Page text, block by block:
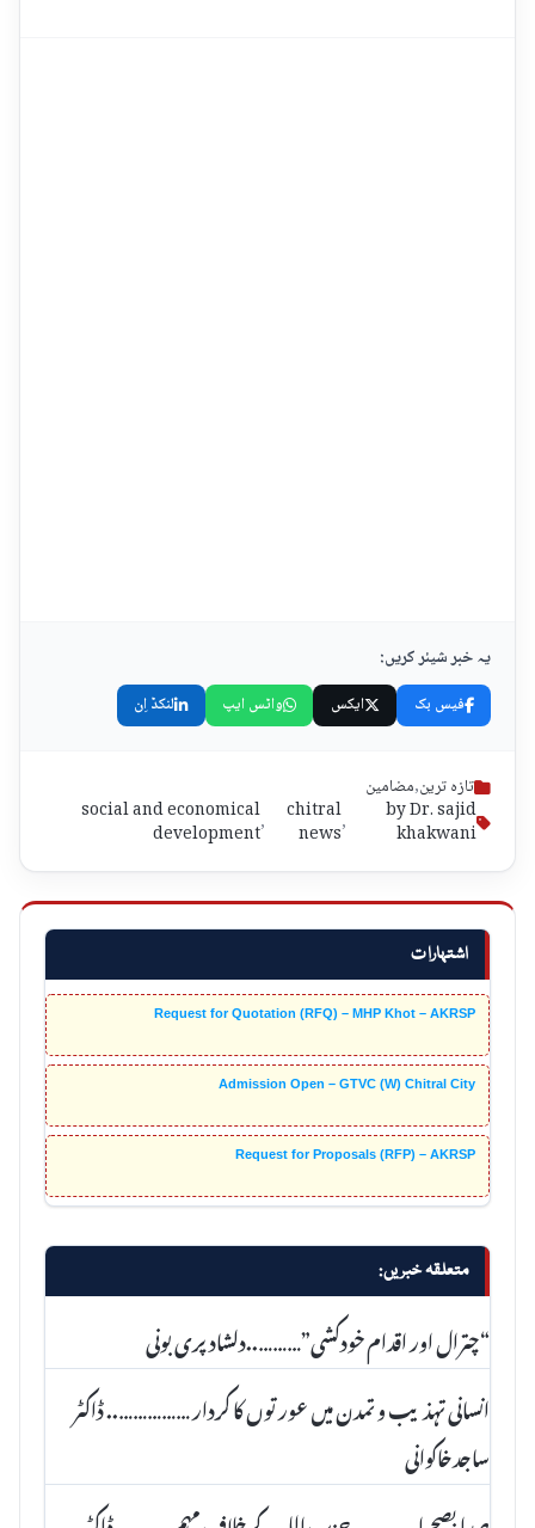
اشتہارات
Request for Quotation (RFQ) – MHP Khot – AKRSP
Admission Open – GTVC (W) Chitral City
Request for Proposals (RFP) – AKRSP
متعلقہ خبریں:
“چترال اور اقدام خودکشی”………..دلشاد پری بونی
انسانی تہذیب و تمدن میں عورتوں کا کردار …………….. ڈاکٹر
ساجدخاکوانی
یہ خبر شیئر کریں:
فیس بک ایکس واٹس ایپ لنکڈ اِن
تازہ ترین,مضامین
by Dr. sajid
khakwani
,
chitral
news
,
social and economical
development